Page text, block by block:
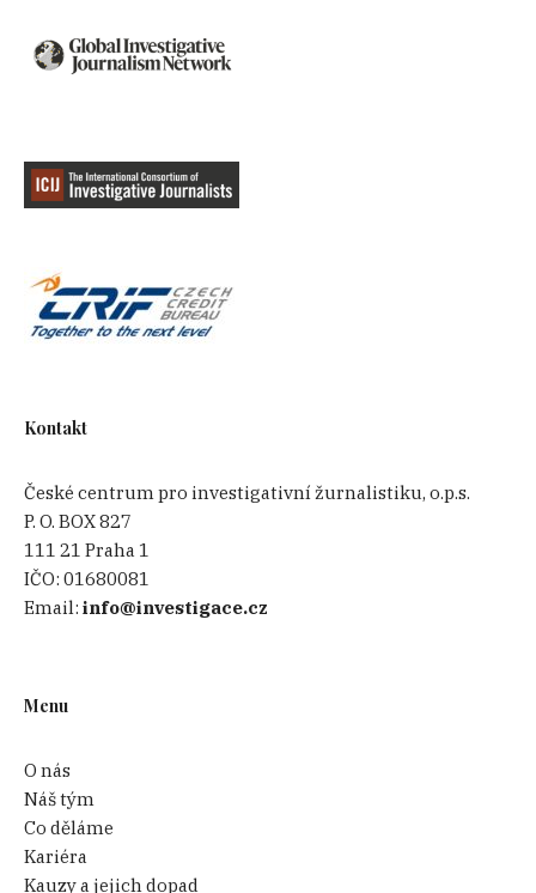
Kontakt
České centrum pro investigativní žurnalistiku, o.p.s.
P. O. BOX 827
111 21 Praha 1
IČO:01680081
Email:info@investigace.cz
Menu
O nás
Náš tým
Co děláme
Kariéra
Kauzy a jejich dopad